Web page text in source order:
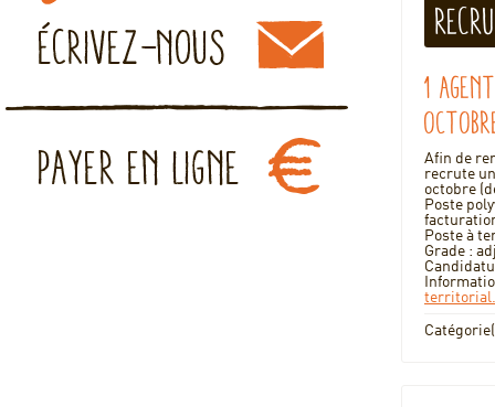
1
Afin de
recrute
octobre
Poste
Poste à
Grade :